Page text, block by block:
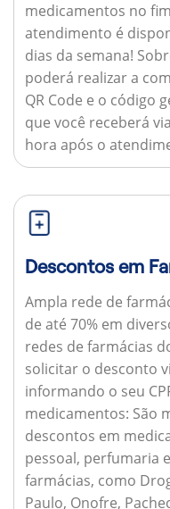
medicamentos no
atendimento é
dias da semana!
poderá realizar a
QR Code e o código
que você receberá
hora após o
Descontos em
Ampla rede de
de até 70% em
redes de farmácias
solicitar o desconto
informando o seu
medicamentos: São
descontos em
pessoal, perfumaria
farmácias, como
Paulo, Onofre,